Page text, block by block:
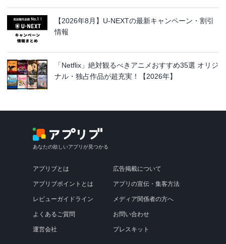
【2026年8月】U-NEXTの最新キャンペーン・割引
情報
「Netflix」絶対観るべきアニメおすすめ35選 オリジ
ナル・独占作品が超充実！【2026年】
あなたの欲しいアプリが見つかる
アプリブとは
アプリブポイントとは
レビューガイドライン
よくあるご質問
運営会社
広告掲載について
アプリの宣伝・集客方法
メディア関係者の方へ
お問い合わせ
プレスキット